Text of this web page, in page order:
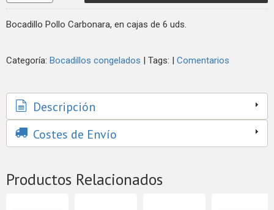
Bocadillo Pollo Carbonara, en cajas de 6 uds.
Categoría: Bocadillos congelados | Tags: | Comentarios
Descripción
Costes de Envío
Productos Relacionados